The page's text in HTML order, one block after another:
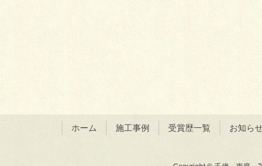
ホーム 施工事例 受賞歴一覧 お知ら